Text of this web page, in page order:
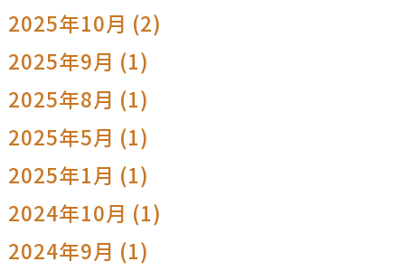
2025年10月 (2)
2025年9月 (1)
2025年8月 (1)
2025年5月 (1)
2025年1月 (1)
2024年10月 (1)
2024年9月 (1)